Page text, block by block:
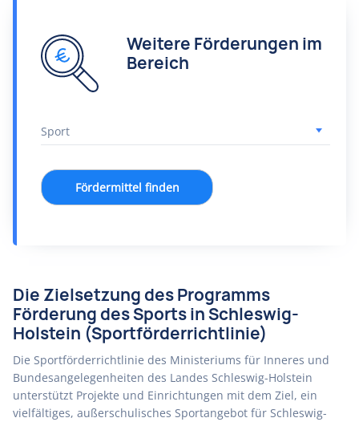
Weitere Förderungen im
Bereich
Fördermittel finden
Die Zielsetzung des Programms
Förderung des Sports in Schleswig-
Holstein (Sportförderrichtlinie)
Die Sportförderrichtlinie des Ministeriums für Inneres und
Bundesangelegenheiten des Landes Schleswig-Holstein
unterstützt Projekte und Einrichtungen mit dem Ziel, ein
vielfältiges, außerschulisches Sportangebot für Schleswig-